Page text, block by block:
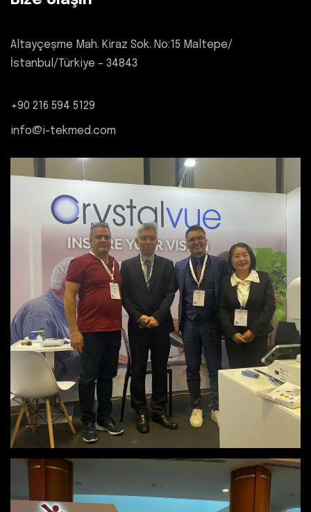
Altayçeşme Mah. Kiraz Sok. No:15 Maltepe/
İstanbul/Türkiye – 34843
+90 216 594 5129
info@i-tekmed.com